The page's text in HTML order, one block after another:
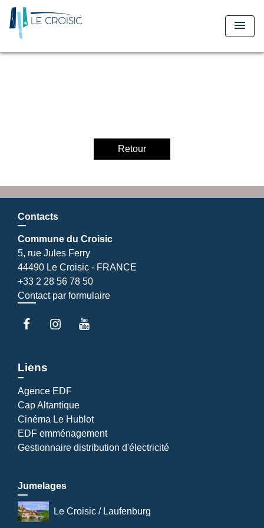
menu
Retour
Contacts
Commune du Croisic
5, rue Jules Ferry
44490 Le Croisic - FRANCE
+33 2 28 56 78 50
Contact par formulaire
Liens
Agence EDF
Cap Altantique
Cinéma Le Hublot
EDF emménagement
Gestionnaire distribution d'électricité
Jumelages
Le Croisic / Laufenburg